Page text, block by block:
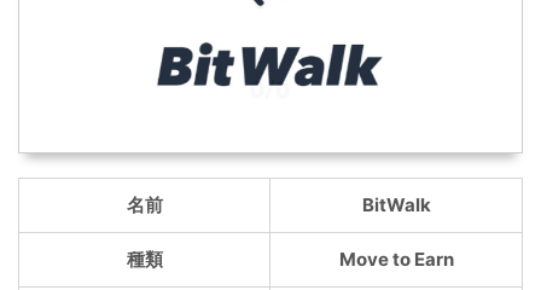
名前 BitWalk
種類 Move to Earn